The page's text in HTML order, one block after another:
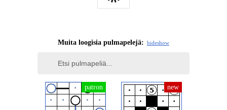
Muita loogisia pulmapelejä: hideshow